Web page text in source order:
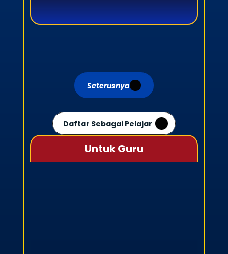
Seterusnya
Daftar Sebagai Pelajar
Untuk Guru